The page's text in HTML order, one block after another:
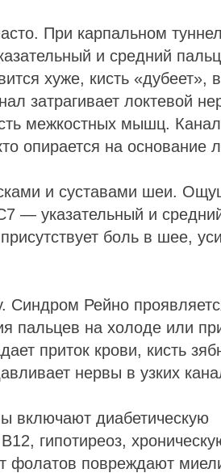
При карпальном
и средний
хуже, кисть «дубеет»,
затрагивает локтевой
межкостных мышц.
опирается на основание
и суставами шеи.
— указательный и
боль в шее,
Синдром Рейно
пальцев на холоде или
приток крови, кисть
нервы в узких
включают диабетическую
гипотиреоз,
фолатов повреждают